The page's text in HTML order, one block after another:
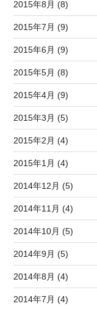
2015年8月 (8)
2015年7月 (9)
2015年6月 (9)
2015年5月 (8)
2015年4月 (9)
2015年3月 (5)
2015年2月 (4)
2015年1月 (4)
2014年12月 (5)
2014年11月 (4)
2014年10月 (5)
2014年9月 (5)
2014年8月 (4)
2014年7月 (4)